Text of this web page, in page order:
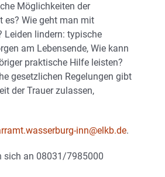
Möglichkeiten der
es? Wie geht man mit
Leiden lindern: typische
am Lebensende, Wie kann
praktische Hilfe leisten?
gesetzlichen Regelungen gibt
der Trauer zulassen,
inn@elkb.de.
sich an 08031/7985000